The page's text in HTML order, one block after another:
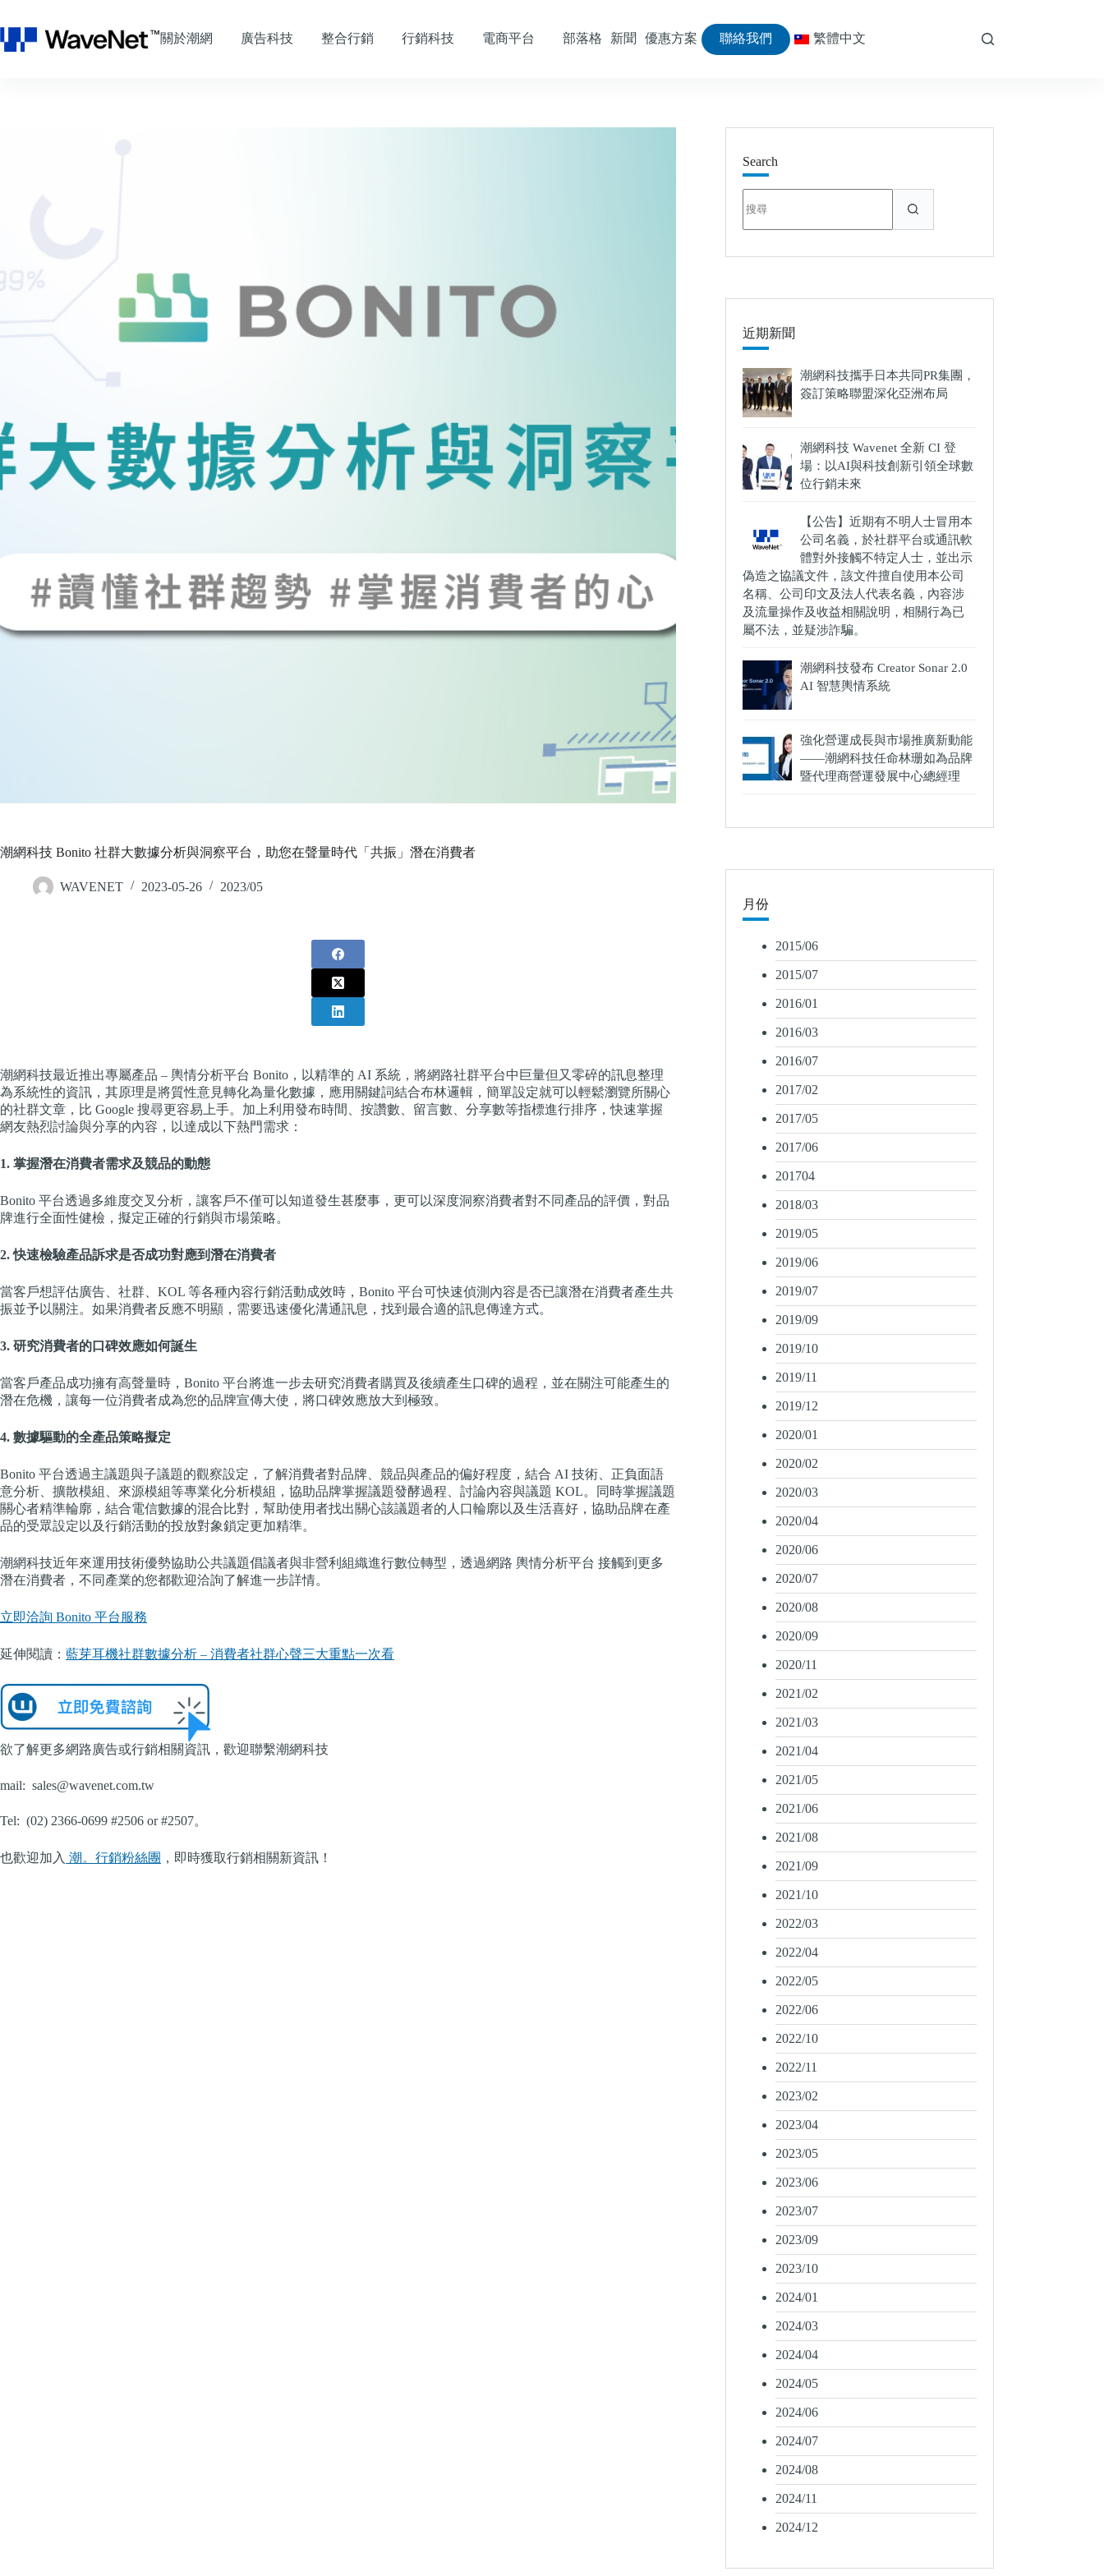
至
主
關於潮網 廣告科技 整合行銷 行銷科技 電商平台 部落格 新聞 優惠方案 聯絡我們 繁體中文
潮網科技 Bonito 社群大數據分析與洞察平台，助您在聲量時代「共振」潛在消費者
WAVENET 2023-05-26 2023/05
潮網科技最近推出專屬產品 – 輿情分析平台 Bonito，以精準的 AI 系統，將網路社群平台中巨量但又零碎的訊息整理
為系統性的資訊，其原理是將質性意見轉化為量化數據，應用關鍵詞結合布林邏輯，簡單設定就可以輕鬆瀏覽所關心
的社群文章，比 Google 搜尋更容易上手。加上利用發布時間、按讚數、留言數、分享數等指標進行排序，快速掌握
網友熱烈討論與分享的內容，以達成以下熱門需求：
1. 掌握潛在消費者需求及競品的動態
Bonito 平台透過多維度交叉分析，讓客戶不僅可以知道發生甚麼事，更可以深度洞察消費者對不同產品的評價，對品
牌進行全面性健檢，擬定正確的行銷與市場策略。
2. 快速檢驗產品訴求是否成功對應到潛在消費者
當客戶想評估廣告、社群、KOL 等各種內容行銷活動成效時，Bonito 平台可快速偵測內容是否已讓潛在消費者產生共
振並予以關注。如果消費者反應不明顯，需要迅速優化溝通訊息，找到最合適的訊息傳達方式。
3. 研究消費者的口碑效應如何誕生
當客戶產品成功擁有高聲量時，Bonito 平台將進一步去研究消費者購買及後續產生口碑的過程，並在關注可能產生的
潛在危機，讓每一位消費者成為您的品牌宣傳大使，將口碑效應放大到極致。
4. 數據驅動的全產品策略擬定
Bonito 平台透過主議題與子議題的觀察設定，了解消費者對品牌、競品與產品的偏好程度，結合 AI 技術、正負面語
意分析、擴散模組、來源模組等專業化分析模組，協助品牌掌握議題發酵過程、討論內容與議題 KOL。同時掌握議題
關心者精準輪廓，結合電信數據的混合比對，幫助使用者找出關心該議題者的人口輪廓以及生活喜好，協助品牌在產
品的受眾設定以及行銷活動的投放對象鎖定更加精準。
潮網科技近年來運用技術優勢協助公共議題倡議者與非營利組織進行數位轉型，透過網路 輿情分析平台 接觸到更多
潛在消費者，不同產業的您都歡迎洽詢了解進一步詳情。
立即洽詢 Bonito 平台服務
延伸閱讀： 藍芽耳機社群數據分析 – 消費者社群心聲三大重點一次看
欲了解更多網路廣告或行銷相關資訊，歡迎聯繫潮網科技
mail: sales@wavenet.com.tw
Tel: (02) 2366-0699 #2506 or #2507。
也歡迎加入 潮。行銷粉絲團 ，即時獲取行銷相關新資訊！
Search
不
到
件
結
果
近期新聞
潮網科技攜手日本共同PR集團，
簽訂策略聯盟深化亞洲布局
潮網科技 Wavenet 全新 CI 登
場：以AI與科技創新引領全球數
位行銷未來
【公告】近期有不明人士冒用本
公司名義，於社群平台或通訊軟
體對外接觸不特定人士，並出示
偽造之協議文件，該文件擅自使用本公司
名稱、公司印文及法人代表名義，內容涉
及流量操作及收益相關說明，相關行為已
屬不法，並疑涉詐騙。
潮網科技發布 Creator Sonar 2.0
AI 智慧輿情系統
強化營運成長與市場推廣新動能
——潮網科技任命林珊如為品牌
暨代理商營運發展中心總經理
月份
2015/06
2015/07
2016/01
2016/03
2016/07
2017/02
2017/05
2017/06
201704
2018/03
2019/05
2019/06
2019/07
2019/09
2019/10
2019/11
2019/12
2020/01
2020/02
2020/03
2020/04
2020/06
2020/07
2020/08
2020/09
2020/11
2021/02
2021/03
2021/04
2021/05
2021/06
2021/08
2021/09
2021/10
2022/03
2022/04
2022/05
2022/06
2022/10
2022/11
2023/02
2023/04
2023/05
2023/06
2023/07
2023/09
2023/10
2024/01
2024/03
2024/04
2024/05
2024/06
2024/07
2024/08
2024/11
2024/12